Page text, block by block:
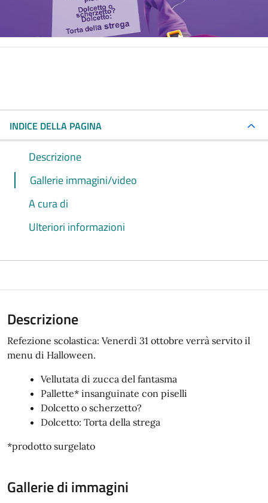
INDICE DELLA PAGINA
Descrizione
Gallerie immagini/video
A cura di
Ulteriori informazioni
Descrizione
Refezione scolastica: Venerdì 31 ottobre verrà servito il
menu di Halloween.
Vellutata di zucca del fantasma
Pallette* insanguinate con piselli
Dolcetto o scherzetto?
Dolcetto: Torta della strega
*prodotto surgelato
Gallerie di immagini